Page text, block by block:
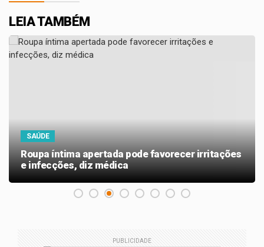
LEIA TAMBÉM
SAÚDE
Roupa íntima apertada pode favorecer irritações
e infecções, diz médica
PUBLICIDADE